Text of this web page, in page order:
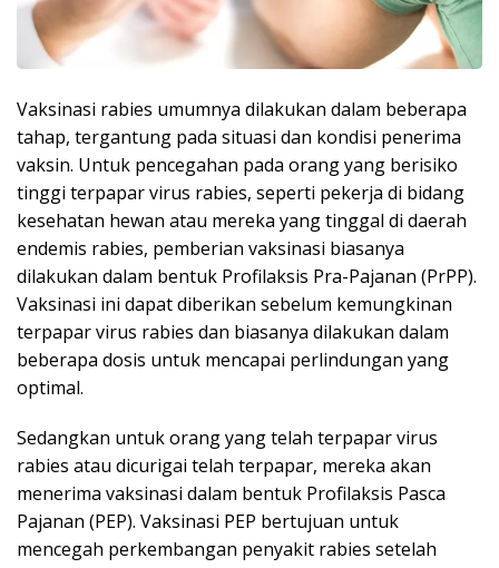
Vaksinasi rabies umumnya dilakukan dalam beberapa
tahap, tergantung pada situasi dan kondisi penerima
vaksin. Untuk pencegahan pada orang yang berisiko
tinggi terpapar virus rabies, seperti pekerja di bidang
kesehatan hewan atau mereka yang tinggal di daerah
endemis rabies, pemberian vaksinasi biasanya
dilakukan dalam bentuk Profilaksis Pra-Pajanan (PrPP).
Vaksinasi ini dapat diberikan sebelum kemungkinan
terpapar virus rabies dan biasanya dilakukan dalam
beberapa dosis untuk mencapai perlindungan yang
optimal.
Sedangkan untuk orang yang telah terpapar virus
rabies atau dicurigai telah terpapar, mereka akan
menerima vaksinasi dalam bentuk Profilaksis Pasca
Pajanan (PEP). Vaksinasi PEP bertujuan untuk
mencegah perkembangan penyakit rabies setelah